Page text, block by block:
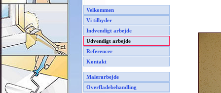
Velkommen
Vi tilbyder
Indvendigt arbejde
Udvendigt arbejde
Referencer
Kontakt
Malerarbejde
Overfladebehandling